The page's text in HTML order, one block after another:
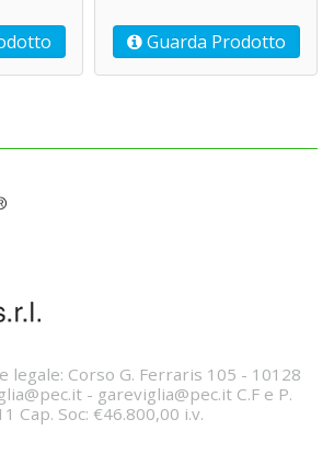
Guarda Prodotto
legale: Corso G. Ferraris 105 - 10128
- gareviglia@pec.it C.F e P.
Cap. Soc: €46.800,00 i.v.